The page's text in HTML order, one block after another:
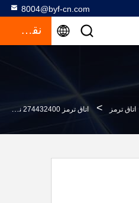
8004@byf-cn.com
نقل قول
اتاق ترمز > اتاق ترمز 274432400 نوع 2430DP